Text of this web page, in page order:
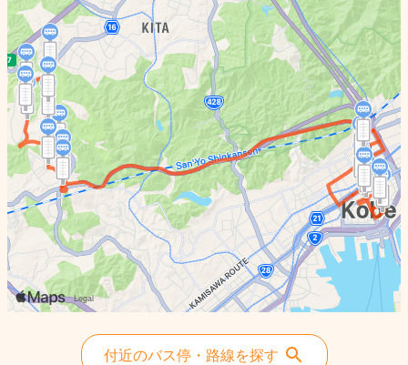
付近のバス停・路線を探す